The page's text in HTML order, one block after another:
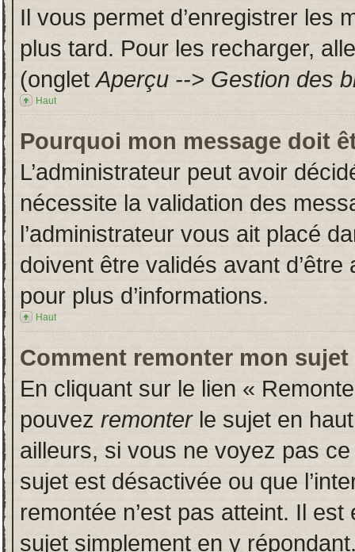
Il vous permet d’enregistrer les
plus tard. Pour les recharger,
(ongletAperçu --> Gestion des
Haut
Pourquoi mon message doit
L’administrateur peut avoir
nécessite la validation des
l’administrateur vous ait placé
doivent être validés avant
pour plus d’informations.
Haut
Comment remonter mon sujet
En cliquant sur le lien «
pouvez remonterle sujet en
ailleurs, si vous ne voyez pas
sujet est désactivée ou que
remontée n’est pas atteint. Il
sujet simplement en y